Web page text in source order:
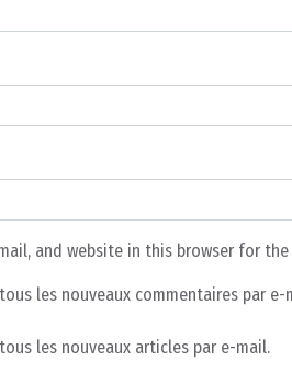
and website in this browser for
les nouveaux commentaires par e-
les nouveaux articles par e-mail.